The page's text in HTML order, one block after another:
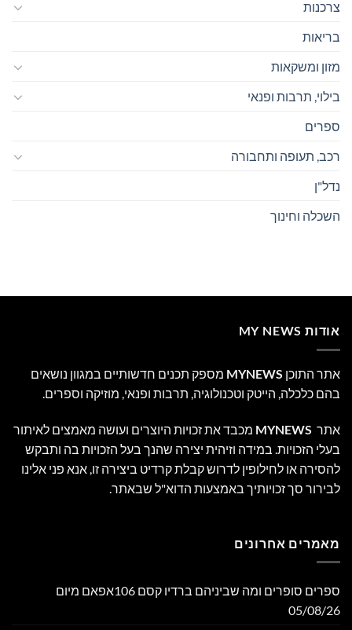
צרכנות
בריאות
מזון ומשקאות
בילוי, תרבות ופנאי
ספרים
רכב, תעופה ותחבורה
נדל"ן
השכלה וחינוך
אודות MY NEWS
אתר התוכן MYNEWS מספק תכנים חדשותיים במגוון נושאים
בהם כלכלה, הייטק וטכנולוגיה, תרבות ופנאי, מוזיקה וספרים.
אתר MYNEWS מכבד את זכויות היוצרים ועושה מאמצים לאיתור
בעלי הזכויות. במידה וזיהית יצירה שהנך בעל הזכויות בה ותבקש
להסירה או לחילופין לדרוש קבלת קרדיט ביצירה זו, אנא פני אלינו
לבירור סך זכויותיך באמצעות הדוא"ל שבאתר.
מאמרים אחרונים
ספרים סופרים ומה שביניהם ברדיו קסם 106אפאם מיום
05/08/26